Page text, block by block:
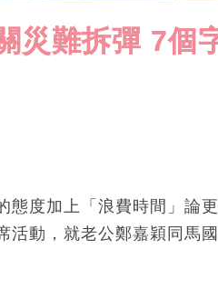
災難拆彈 7個
度加上「浪費時間」論
動，就老公鄭嘉穎同馬